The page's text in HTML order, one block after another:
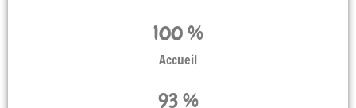
Accueil
100 %
93 %